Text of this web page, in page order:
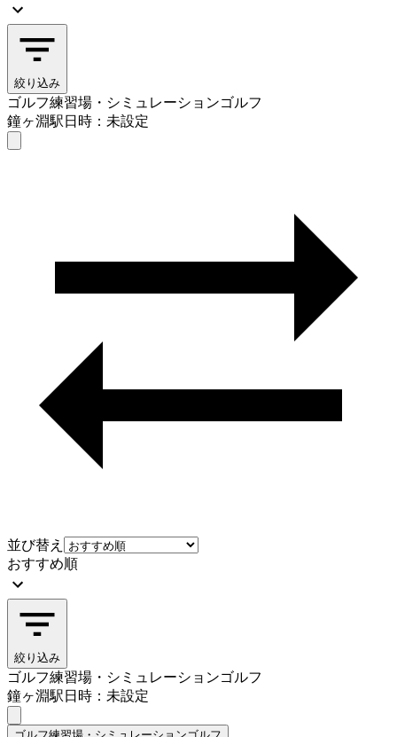
絞り込み
ゴルフ練習場・シミュレーションゴルフ
鐘ヶ淵駅日時：未設定
並び替え
おすすめ順
絞り込み
ゴルフ練習場・シミュレーションゴルフ
鐘ヶ淵駅日時：未設定